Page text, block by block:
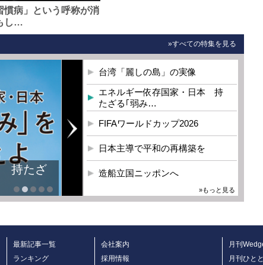
慣病」という呼称が消
し…
»すべての特集を見る
持たざ
台湾「麗しの島」の実像
エネルギー依存国家・日本 持
たざる｢弱み…
FIFAワールドカップ2026
日本主導で平和の再構築を
造船立国ニッポンへ
»もっと見る
最新記事一覧
ランキング
会社案内
採用情報
月刊
月刊ひと